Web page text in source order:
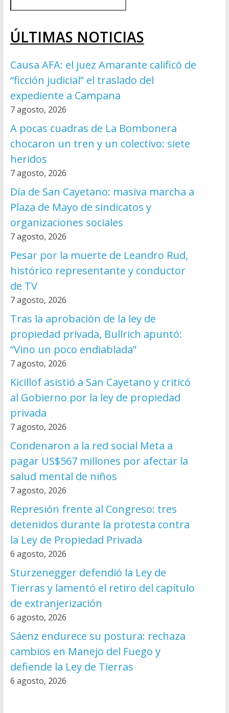
ÚLTIMAS NOTICIAS
Causa AFA: el juez Amarante calificó de
“ficción judicial” el traslado del
expediente a Campana
7 agosto, 2026
A pocas cuadras de La Bombonera
chocaron un tren y un colectivo: siete
heridos
7 agosto, 2026
Día de San Cayetano: masiva marcha a
Plaza de Mayo de sindicatos y
organizaciones sociales
7 agosto, 2026
Pesar por la muerte de Leandro Rud,
histórico representante y conductor
de TV
7 agosto, 2026
Tras la aprobación de la ley de
propiedad privada, Bullrich apuntó:
“Vino un poco endiablada”
7 agosto, 2026
Kicillof asistió a San Cayetano y criticó
al Gobierno por la ley de propiedad
privada
7 agosto, 2026
Condenaron a la red social Meta a
pagar US$567 millones por afectar la
salud mental de niños
7 agosto, 2026
Represión frente al Congreso: tres
detenidos durante la protesta contra
la Ley de Propiedad Privada
6 agosto, 2026
Sturzenegger defendió la Ley de
Tierras y lamentó el retiro del capítulo
de extranjerización
6 agosto, 2026
Sáenz endurece su postura: rechaza
cambios en Manejo del Fuego y
defiende la Ley de Tierras
6 agosto, 2026